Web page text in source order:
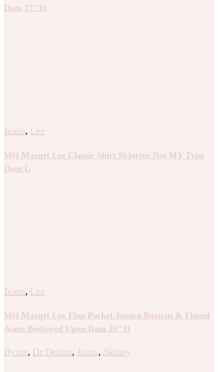
Dam 27″33
Jeans, Lee
MQ Marqet Lee Classic Shirt Skjortor Not MY Type
Dam L
Jeans, Lee
MQ Marqet Lee Flap Pocket Jessica Bootcut & Flared
Jeans Bestowed Upon Dam 26″31
Byxor, Dr Denim, Jeans, Skinny